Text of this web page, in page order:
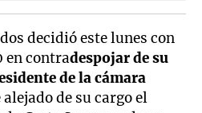
decidió este lunes con
en contradespojar de su
dela cámara
de su cargo el